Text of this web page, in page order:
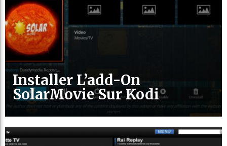
Installer L’add-On
SolarMovie Sur Kodi